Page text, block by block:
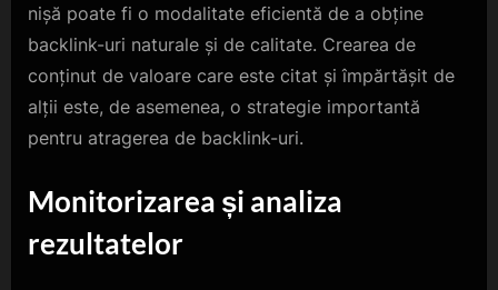
nișă poate fi o modalitate eficientă de a obține
backlink-uri naturale și de calitate. Crearea de
conținut de valoare care este citat și împărtășit de
alții este, de asemenea, o strategie importantă
pentru atragerea de backlink-uri.
Monitorizarea și analiza
rezultatelor